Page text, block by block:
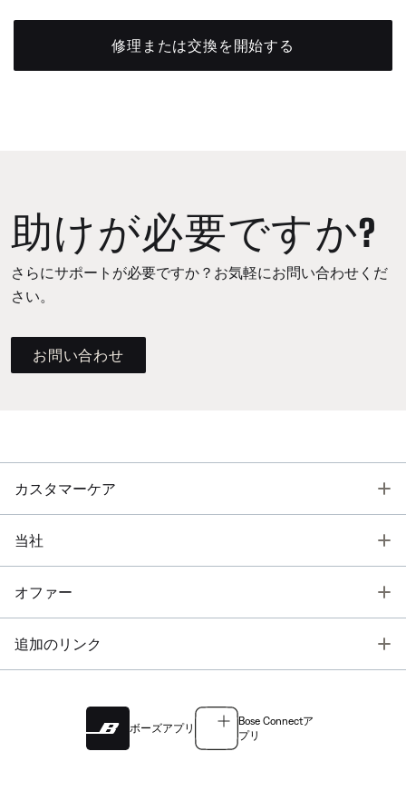
修理または交換を開始する
助けが必要ですか?
さらにサポートが必要ですか？お気軽にお問い合わせくだ
さい。
お問い合わせ
カスタマーケア
当社
オファー
追加のリンク
ボーズアプリ
Bose Connectア
プリ